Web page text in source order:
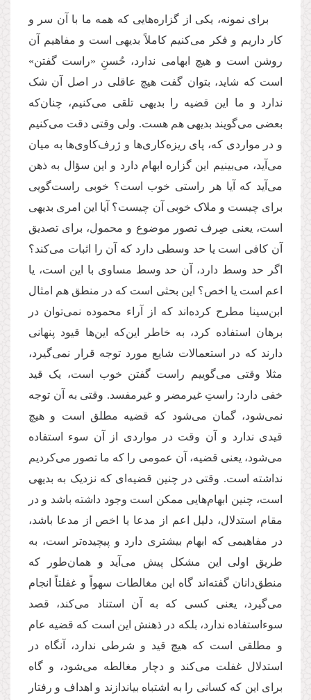
برای نمونه، یکی از گزارههایی که همه ما با آن سر و
کار داریم و فکر میکنیم کاملاً بدیهی است و مفاهیم آن
روشن است و هیچ ابهامی ندارد، حُسنِ «راست گفتن»
است که شاید، بتوان گفت هیچ عاقلی در اصل آن شک
ندارد و ما این قضیه را بدیهی تلقی میکنیم، چنانکه
بعضی میگویند بدیهی هم هست. ولی وقتی دقت میکنیم
و در مواردی که، پای ریزهکاریها و ژرفکاویها به میان
می آید، میبینیم این گزاره ابهام دارد و این سؤال به ذهن
می آید که آیا هر راستی خوب است؟ خوبی راستگویی
برای چیست و ملاک خوبی آن چیست؟ آیا این امری بدیهی
است، یعنی صِرف تصور موضوع و محمول، برای تصدیق
آن کافی است یا حد وسطی دارد که آن را اثبات میکند؟
اگر حد وسط دارد، آن حد وسط مساوی با این است، یا
اعم است یا اخص؟ این بحثی است که در منطق هم امثال
ابنسینا مطرح کرده اند که از آراء محموده نمیتوان در
برهان استفاده کرد، به خاطر اینکه اینها قیود پنهانی
دارند که در استعمالات شایع مورد توجه قرار نمیگیرد،
مثلا وقتی میگوییم راست گفتن خوب است، یک قید
خفی دارد: راستِ غیرمضر و غیرمفسد. وقتی به آن توجه
نمیشود، گمان میشود که قضیه مطلق است و هیچ
قیدی ندارد و آن وقت در مواردی از آن سوء استفاده
میشود، یعنی قضیه، آن عمومی را که ما تصور میکردیم
نداشته است. وقتی در چنین قضیه ای که نزدیک به بدیهی
است، چنین ابهامهایی ممکن است وجود داشته باشد و در
مقام استدلال، دلیل اعم از مدعا یا اخص از مدعا باشد،
در مفاهیمی که ابهام بیشتری دارد و پیچیدهتر است، به
طریق اولی این مشکل پیش می آید و همانطور که
منطقدانان گفته اند گاه این مغالطات سهواً و غفلتاً انجام
میگیرد، یعنی کسی که به آن استناد میکند، قصد
سوء استفاده ندارد، بلکه در ذهنش این است که قضیه عام
و مطلقی است که هیچ قید و شرطی ندارد، آنگاه در
استدلال غفلت میکند و دچار مغالطه میشود، و گاه
برای این که کسانی را به اشتباه بیاندازند و اهداف و رفتار